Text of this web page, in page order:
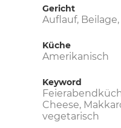
Gericht
Auflauf,
Küche
Amerikanisch
Keyword
Cheese,
vegetarisch